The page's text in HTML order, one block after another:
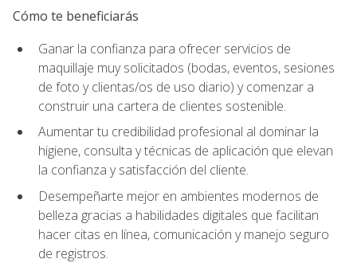
Cómo te beneficiarás
Ganar la confianza para ofrecer servicios de
maquillaje muy solicitados (bodas, eventos, sesiones
de foto y clientas/os de uso diario) y comenzar a
construir una cartera de clientes sostenible.
Aumentar tu credibilidad profesional al dominar la
higiene, consulta y técnicas de aplicación que elevan
la confianza y satisfacción del cliente.
Desempeñarte mejor en ambientes modernos de
belleza gracias a habilidades digitales que facilitan
hacer citas en línea, comunicación y manejo seguro
de registros.